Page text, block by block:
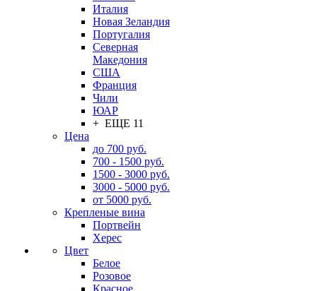
Италия
Новая Зеландия
Португалия
Северная
Македония
США
Франция
Чили
ЮАР
+ ЕЩЕ 11
Цена
до 700 руб.
700 - 1500 руб.
1500 - 3000 руб.
3000 - 5000 руб.
от 5000 руб.
Крепленые вина
Портвейн
Херес
Цвет
Белое
Розовое
Красное